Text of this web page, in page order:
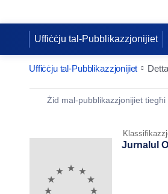
Uffiċċju tal-Pubblikazzjonijiet
Uffiċċju tal-Pubblikazzjonijiet
Publication Detail
Żid mal-pubblikazzjonijiet tiegħi
Jurnalul